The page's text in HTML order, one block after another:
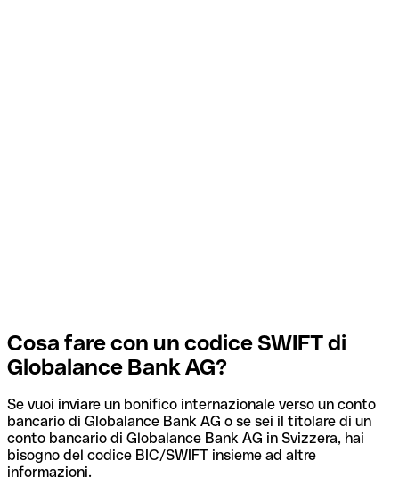
Cosa fare con un codice SWIFT di
Globalance Bank AG?
Se vuoi inviare un bonifico internazionale verso un conto
bancario di Globalance Bank AG o se sei il titolare di un
conto bancario di Globalance Bank AG in Svizzera, hai
bisogno del codice BIC/SWIFT insieme ad altre
informazioni.